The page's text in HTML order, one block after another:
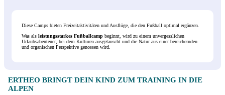
Diese Camps bieten Freizeitaktivitäten und Ausflüge, die den Fußball optimal ergänzen.
Was als leistungsstarkes Fußballcamp beginnt, wird zu einem unvergesslichen
Urlaubsabenteuer, bei dem Kulturen ausgetauscht und die Natur aus einer bereichernden
und organischen Perspektive genossen wird.
ERTHEO BRINGT DEIN KIND ZUM TRAINING IN DIE
ALPEN